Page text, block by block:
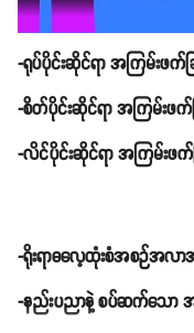
-ရုပ်ပိုင်းဆိုင်ရာ အကြမ်းဖက်ခ
-စိတ်ပိုင်းဆိုင်ရာ အကြမ်းဖက်
-လိင်ပိုင်းဆိုင်ရာ အကြမ်းဖက်
-ရိုးရာဓလေ့ထုံးစံအစဉ်အလာ
-နည်းပညာနဲ့ စပ်ဆက်သော အ